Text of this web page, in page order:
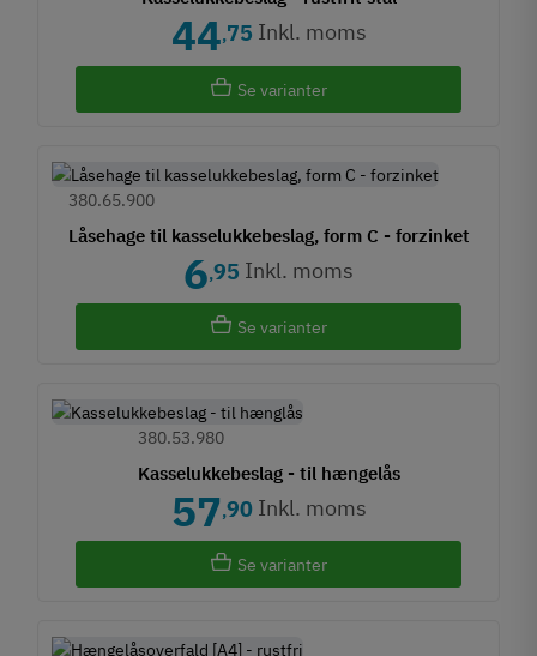
44,75 Inkl. moms
Se varianter
Låsehage til kasselukkebeslag, form C - forzinket
380.65.900
6,95 Inkl. moms
Se varianter
Kasselukkebeslag - til hængelås
380.53.980
57,90 Inkl. moms
Se varianter